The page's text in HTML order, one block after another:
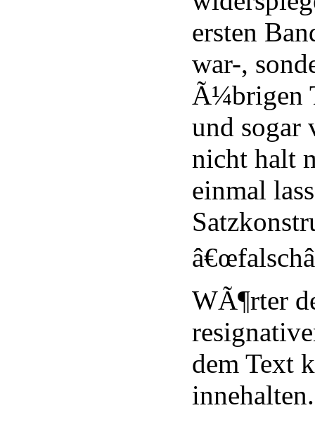
ersten
war-,
Ã¼brigen
und sogar
nicht halt
einmal
WÃ¶rter
dem Text
innehalten.